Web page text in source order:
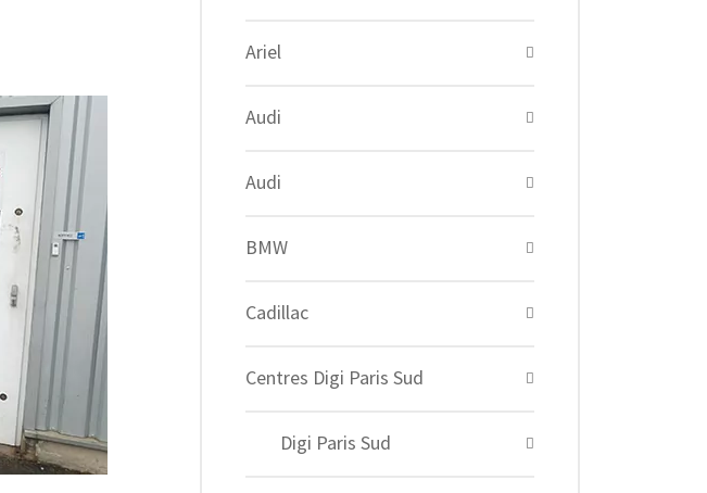
Ariel
Audi
Audi
BMW
Cadillac
Centres Digi Paris Sud
Digi Paris Sud